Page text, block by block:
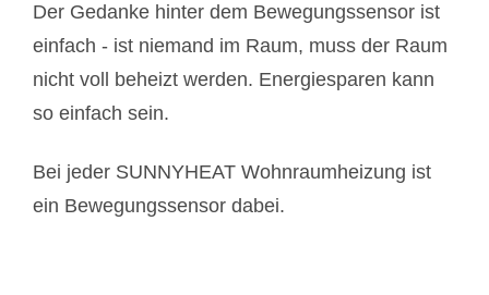
Der Gedanke hinter dem Bewegungssensor ist
einfach - ist niemand im Raum, muss der Raum
nicht voll beheizt werden. Energiesparen kann
so einfach sein.
Bei jeder SUNNYHEAT Wohnraumheizung ist
ein Bewegungssensor dabei.